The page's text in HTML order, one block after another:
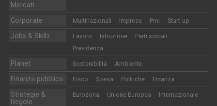
Mercati
Corporate Multinazionali Imprese Pmi Start-up
Jobs & Skills Lavoro Istruzione
Parti sociali
Previdenza
Planet Sostenibilità Ambiente
Finanza pubblica Fisco Spesa Politiche Finanza
Strategie &
Regole
Eurozona Unione Europea Internazionale